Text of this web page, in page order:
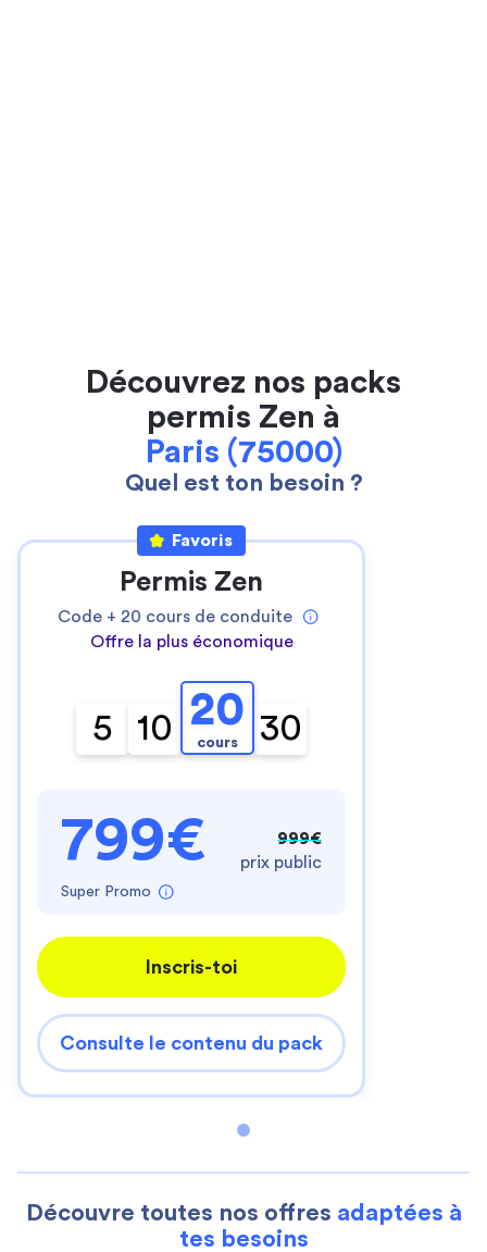
Découvrez nos packs
permis Zen à
Paris (75000)
Quel est ton besoin ?
Favoris
Permis Zen
Code + 20 cours de conduite
Offre la plus économique
5 10 20
cours 30
799€
Super Promo
999€
prix public
Inscris-toi
Consulte le contenu du pack
Découvre toutes nos offres adaptées à
tes besoins